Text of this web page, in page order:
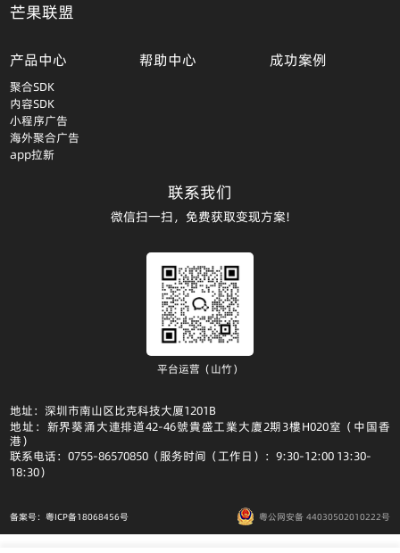
芒果联盟
产品中心
聚合SDK
内容SDK
小程序广告
海外聚合广告
app拉新
帮助中心 成功案例
联系我们
微信扫一扫，免费获取变现方案!
平台运营（山竹）
地址：深圳市南山区比克科技大厦1201B
地址：新界葵涌大連排道42-46號貴盛工業大廈2期3樓H020室（中国香
港）
联系电话：0755-86570850（服务时间（工作日）：9:30-12:00 13:30-
18:30）
备案号：粤ICP备18068456号 粤公网安备 44030502010222号